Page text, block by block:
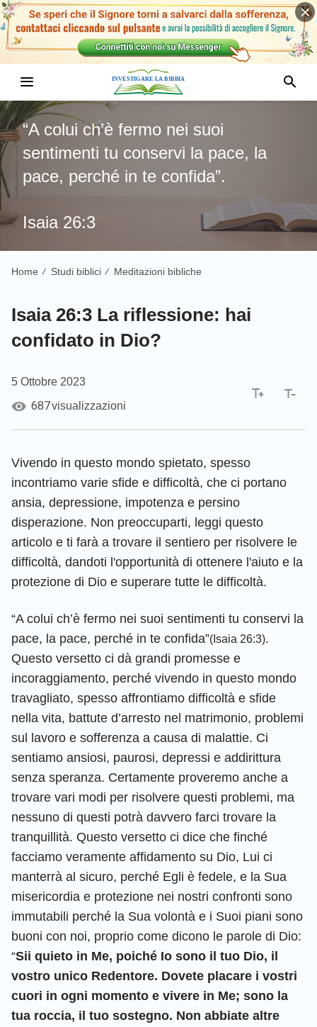
“A colui ch’è fermo nei suoi
sentimenti tu conservi la pace, la
pace, perché in te confida”.
Isaia 26:3
Home / Studi biblici / Meditazioni bibliche
Isaia 26:3 La riflessione: hai
confidato in Dio?
5 Ottobre 2023
687visualizzazioni
Vivendo in questo mondo spietato, spesso
incontriamo varie sfide e difficoltà, che ci portano
ansia, depressione, impotenza e persino
disperazione. Non preoccuparti, leggi questo
articolo e ti farà a trovare il sentiero per risolvere le
difficoltà, dandoti l'opportunità di ottenere l'aiuto e la
protezione di Dio e superare tutte le difficoltà.
“A colui ch’è fermo nei suoi sentimenti tu conservi la
pace, la pace, perché in te confida”(Isaia 26:3).
Questo versetto ci dà grandi promesse e
incoraggiamento, perché vivendo in questo mondo
travagliato, spesso affrontiamo difficoltà e sfide
nella vita, battute d’arresto nel matrimonio, problemi
sul lavoro e sofferenza a causa di malattie. Ci
sentiamo ansiosi, paurosi, depressi e addirittura
senza speranza. Certamente proveremo anche a
trovare vari modi per risolvere questi problemi, ma
nessuno di questi potrà davvero farci trovare la
tranquillità. Questo versetto ci dice che finché
facciamo veramente affidamento su Dio, Lui ci
manterrà al sicuro, perché Egli è fedele, e la Sua
misericordia e protezione nei nostri confronti sono
immutabili perché la Sua volontà e i Suoi piani sono
buoni con noi, proprio come dicono le parole di Dio:
“Sii quieto in Me, poiché Io sono il tuo Dio, il
vostro unico Redentore. Dovete placare i vostri
cuori in ogni momento e vivere in Me; sono la
tua roccia, il tuo sostegno. Non abbiate altre